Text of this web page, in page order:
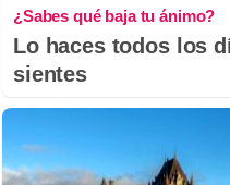
¿Sabes qué baja tu ánimo?
Lo haces todos los
sientes